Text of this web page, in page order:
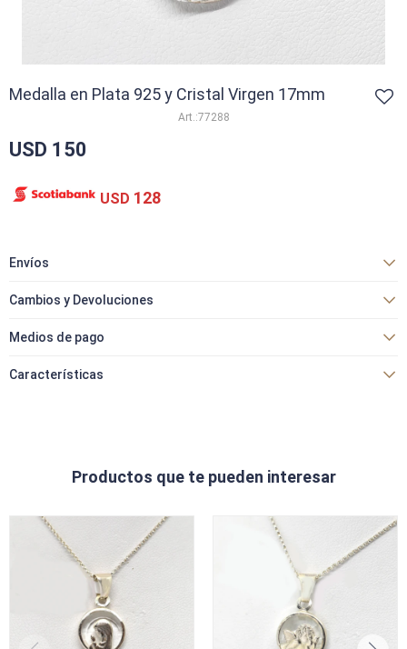
Medalla en Plata 925 y Cristal Virgen 17mm
77288
USD 150
USD 128
Envíos
Cambios y Devoluciones
Medios de pago
Características
Productos que te pueden interesar